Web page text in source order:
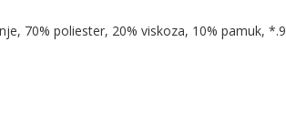
70% poliester, 20% viskoza, 10% pamuk,